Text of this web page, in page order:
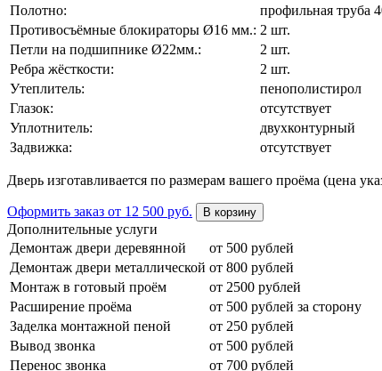
Полотно:
профильная труба
Противосъёмные блокираторы Ø16 мм.: 2 шт.
Петли на подшипнике Ø22мм.:
2 шт.
Ребра жёсткости:
2 шт.
Утеплитель:
пенополистирол
Глазок:
отсутствует
Уплотнитель:
двухконтурный
Задвижка:
отсутствует
Дверь изготавливается по размерам вашего проёма (цена
Оформить заказ от 12 500 руб. В корзину
Дополнительные услуги
Демонтаж двери деревянной
от 500 рублей
Демонтаж двери металлической от 800 рублей
Монтаж в готовый проём
от 2500 рублей
Расширение проёма
от 500 рублей за сторону
Заделка монтажной пеной
от 250 рублей
Вывод звонка
от 500 рублей
Перенос звонка
от 700 рублей